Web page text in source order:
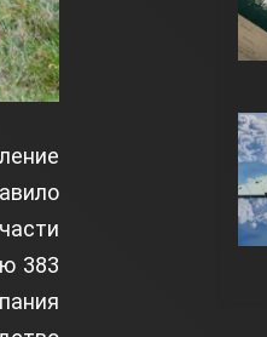
383